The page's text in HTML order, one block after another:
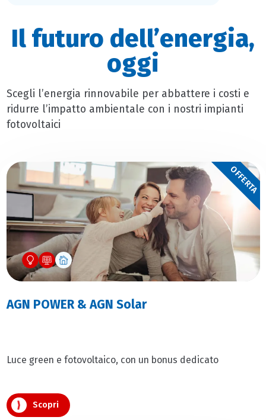
Il futuro dell’energia,
oggi
Scegli l’energia rinnovabile per abbattere i costi e
ridurre l’impatto ambientale con i nostri impianti
fotovoltaici
OFFERTA
AGN POWER & AGN Solar
Luce green e fotovoltaico, con un bonus dedicato
Scopri